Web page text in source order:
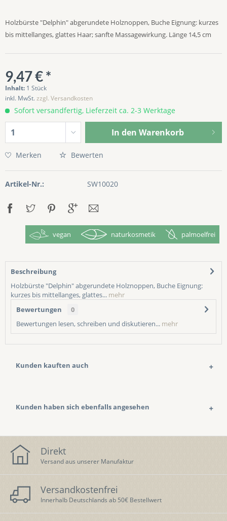
Holzbürste "Delphin" abgerundete Holznoppen, Buche Eignung: kurzes
bis mittellanges, glattes Haar; sanfte Massagewirkung. Länge 14,5 cm
9,47 € *
Inhalt: 1 Stück
inkl. MwSt.zzgl. Versandkosten
Sofort versandfertig, Lieferzeit ca. 2-3 Werktage
In den Warenkorb
Merken Bewerten
Artikel-Nr.: SW10020
vegan naturkosmetik palmoelfrei
Beschreibung
Holzbürste "Delphin" abgerundete Holznoppen, Buche Eignung:
kurzes bis mittellanges, glattes... mehr
Bewertungen
0
Bewertungen lesen, schreiben und diskutieren... mehr
Kunden kauften auch
Kunden haben sich ebenfalls angesehen
Direkt
Versand aus unserer Manufaktur
Versandkostenfrei
Innerhalb Deutschlands ab 50€ Bestellwert